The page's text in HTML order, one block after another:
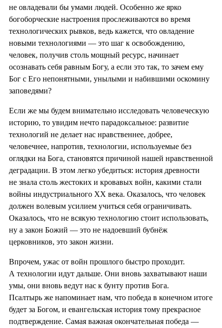
не овладевали бы умами людей. Особенно же ярко
богоборческие настроения прослеживаются во время
технологических рывков, ведь кажется, что овладение
новыми технологиями — это шаг к освобождению,
человек, получив столь мощный ресурс, начинает
осознавать себя равным Богу, а если это так, то зачем ему
Бог с Его непонятными, унылыми и набившими оскомину
заповедями?
Если же мы будем внимательно исследовать человеческую
историю, то увидим нечто парадоксальное: развитие
технологий не делает нас нравственнее, добрее,
человечнее, напротив, технологии, используемые без
оглядки на Бога, становятся причиной нашей нравственной
деградации. В этом легко убедиться: история древности
не знала столь жестоких и кровавых войн, какими стали
войны индустриального XX века. Оказалось, что человек
должен волевым усилием учиться себя ограничивать.
Оказалось, что не всякую технологию стоит использовать,
ну а закон Божий — это не надоевший бубнёж
церковников, это закон жизни.
Впрочем, ужас от войн прошлого быстро проходит.
А технологии идут дальше. Они вновь захватывают наши
умы, они вновь ведут нас к бунту против Бога.
Псалтырь же напоминает нам, что победа в конечном итоге
будет за Богом, и евангельская история тому прекрасное
подтверждение. Самая важная окончательная победа —